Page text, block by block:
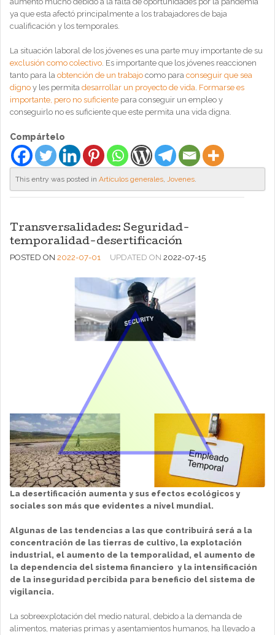
ya que esta afectó principalmente a los trabajadores de baja
cualificación y los temporales.
La situación laboral de los jóvenes es una parte muy importante de su
exclusión como colectivo . Es importante que los jóvenes reaccionen
tanto para la obtención de un trabajo como para conseguir que sea
digno y les permita desarrollar un proyecto de vida Formarse es
importante, pero no suficiente para conseguir un empleo y
conseguirlo no es suficiente que este permita una vida digna.
Compártelo
This entry was posted in Artículos generales Jovenes
Transversalidades: Seguridad-
temporalidad-desertificación
POSTED ON 2022-07-01 UPDATED ON 2022-07-15
La desertificación aumenta y sus efectos ecológicos y
sociales son más que evidentes a nivel mundial.
Algunas de las tendencias a las que contribuirá será a la
concentración de las tierras de cultivo, la explotación
industrial, el aumento de la temporalidad, el aumento de
la dependencia del sistema financiero y la intensificación
de la inseguridad percibida para beneficio del sistema de
vigilancia.
La sobreexplotación del medio natural, debido a la demanda de
alimentos, materias primas y asentamientos humanos, ha llevado a